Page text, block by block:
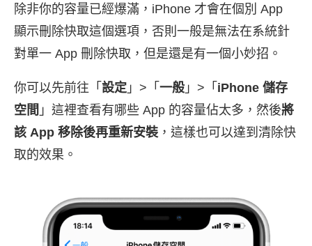
除非你的容量已經爆滿，iPhone 才會在個別 App
顯示刪除快取這個選項，否則一般是無法在系統針
對單一 App 刪除快取，但是還是有一個小妙招。
你可以先前往「 設定 」>「 一般 」>「 iPhone 儲存
空間 」這裡查看有哪些 App 的容量佔太多，然後將
該 App 移除後再重新安裝，這樣也可以達到清除快
取的效果。